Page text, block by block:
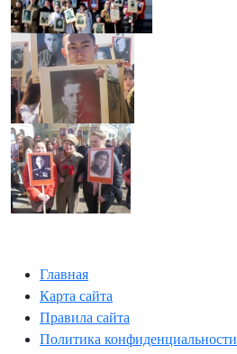
Главная
Карта сайта
Правила сайта
Политика конфиденциальности